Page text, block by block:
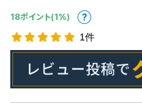
18ポイント(1%)
1件